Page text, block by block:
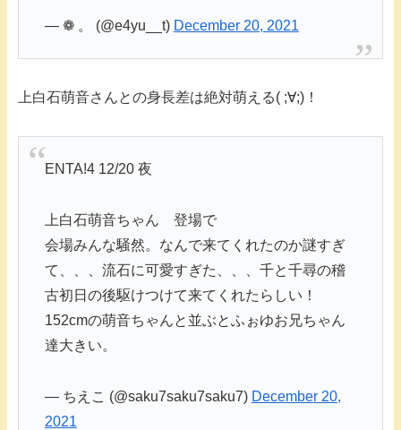
— ❁ 。 (@e4yu__t) December 20, 2021
上白石萌音さんとの身長差は絶対萌える( ;∀;)！
ENTA!4 12/20 夜
上白石萌音ちゃん 登場で
会場みんな騒然。なんで来てくれたのか謎すぎ
て、、、流石に可愛すぎた、、、千と千尋の稽
古初日の後駆けつけて来てくれたらしい！
152cmの萌音ちゃんと並ぶとふぉゆお兄ちゃん
達大きい。
— ちえこ (@saku7saku7saku7) December 20,
2021